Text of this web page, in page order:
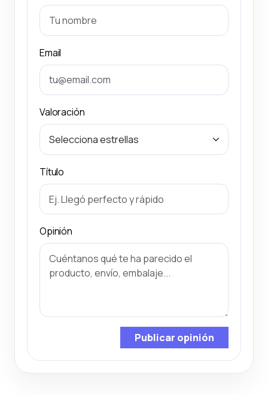
Email
Valoración
Título
Opinión
Publicar opinión